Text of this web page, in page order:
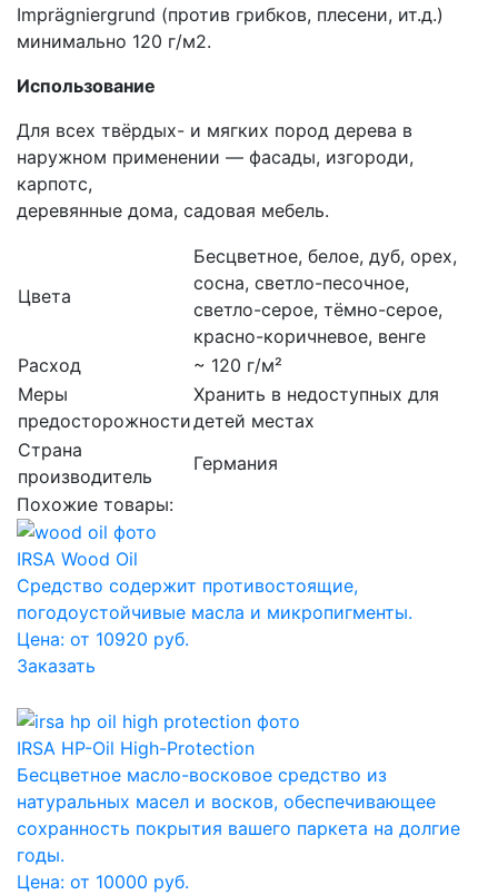
Imprägniergrund (против грибков, плесени, ит.д.)
минимально 120 г/м2.
Использование
Для всех твёрдых- и мягких пород дерева в
наружном применении — фасады, изгороди,
карпотс,
деревянные дома, садовая мебель.
Цвета
Бесцветное, белое, дуб, орех,
сосна, светло-песочное,
светло-серое, тёмно-серое,
красно-коричневое, венге
Расход
~ 120 г/м²
Меры
предосторожности
Хранить в недоступных для
детей местах
Страна
производитель
Германия
Похожие товары:
IRSA Wood Oil
Средство содержит противостоящие,
погодоустойчивые масла и микропигменты.
Цена: от 10920 руб.
Заказать
IRSA HP-Oil High-Protection
Бесцветное масло-восковое средство из
натуральных масел и восков, обеспечивающее
сохранность покрытия вашего паркета на долгие
годы.
Цена: от 10000 руб.